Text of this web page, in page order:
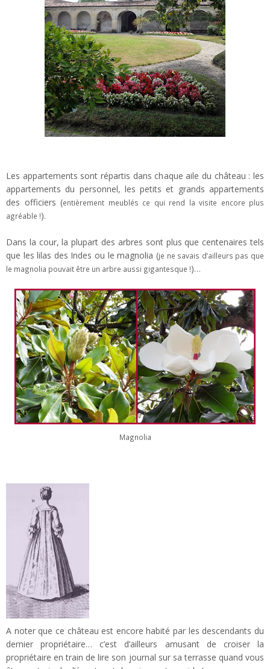
Les appartements sont répartis dans chaque aile du château : les
appartements du personnel, les petits et grands appartements
des officiers (entièrement meublés ce qui rend la visite encore plus
agréable !).
Dans la cour, la plupart des arbres sont plus que centenaires tels
que les lilas des Indes ou le magnolia (je ne savais d’ailleurs pas que
le magnolia pouvait être un arbre aussi gigantesque !)…
Magnolia
A noter que ce château est encore habité par les descendants du
dernier propriétaire… c’est d’ailleurs amusant de croiser la
propriétaire en train de lire son journal sur sa terrasse quand vous